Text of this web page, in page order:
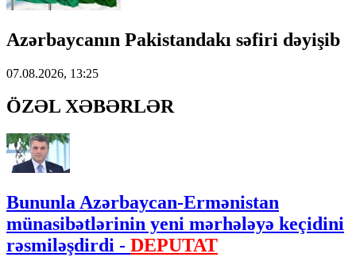
Azərbaycanın Pakistandakı səfiri dəyişib
07.08.2026, 13:25
ÖZƏL XƏBƏRLƏR
Bununla Azərbaycan-Ermənistan
münasibətlərinin yeni mərhələyə keçidini
rəsmiləşdirdi - DEPUTAT